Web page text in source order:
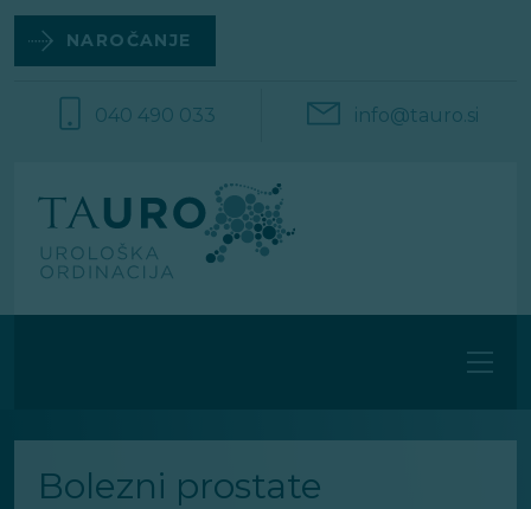
vsebino
040 490 033 info@tauro.si
NAROČANJE
Bolezni prostate